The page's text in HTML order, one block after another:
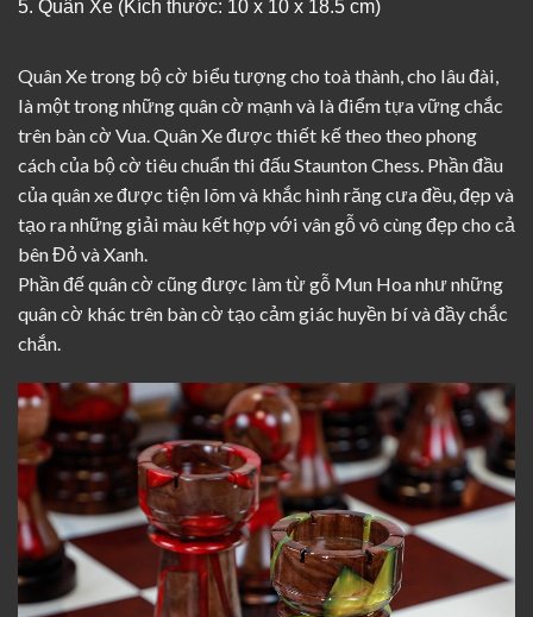
5. Quân Xe (Kích thước: 10 x 10 x 18.5 cm)
Quân Xe trong bộ cờ biểu tượng cho toà thành, cho lâu đài,
là một trong những quân cờ mạnh và là điểm tựa vững chắc
trên bàn cờ Vua. Quân Xe được thiết kế theo theo phong
cách của bộ cờ tiêu chuẩn thi đấu Staunton Chess. Phần đầu
của quân xe được tiện lõm và khắc hình răng cưa đều, đẹp và
tạo ra những giải màu kết hợp với vân gỗ vô cùng đẹp cho cả
bên Đỏ và Xanh.
Phần đế quân cờ cũng được làm từ gỗ Mun Hoa như những
quân cờ khác trên bàn cờ tạo cảm giác huyền bí và đầy chắc
chắn.